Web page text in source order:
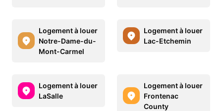
Logement à louer
Notre-Dame-du-
Mont-Carmel
Logement à louer
Lac-Etchemin
Logement à louer
LaSalle
Logement à louer
Frontenac
County